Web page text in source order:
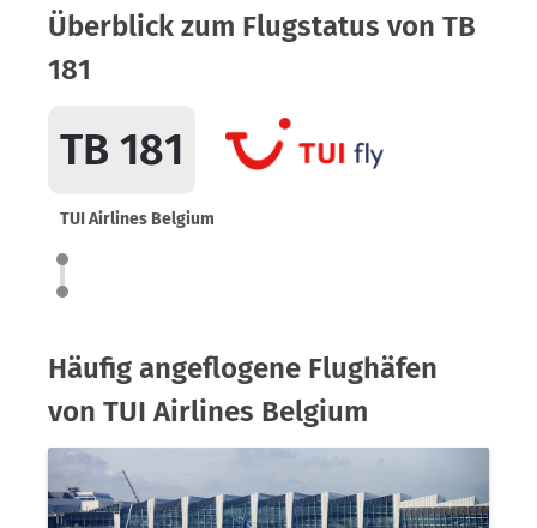
Überblick zum Flugstatus von TB
181
TB 181
TUI Airlines Belgium
Häufig angeflogene Flughäfen
von TUI Airlines Belgium